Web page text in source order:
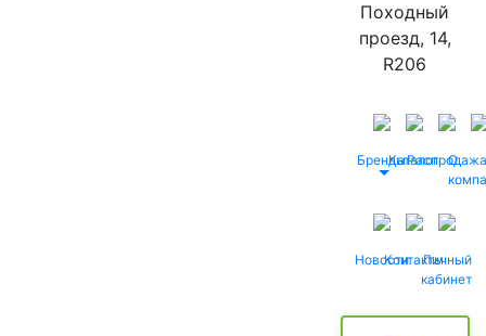
Походный
проезд, 14,
R206
БрендыКаталог
Распродажа
О
НовостиКонтактыЛичный
кабинет